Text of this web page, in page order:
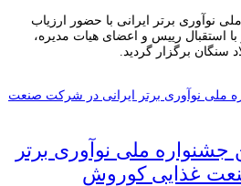
نوآوری برتر ایرانی با حضور ارزیاب
استقبال رییس و اعضای هیات مدیره،
برگزار گردید.
جشنواره ملی نوآوری برتر
غذایی کوروش